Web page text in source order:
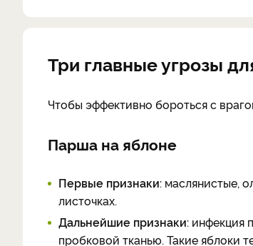
Три главные угрозы
Чтобы эффективно бороться с
Парша на яблоне
Первые признаки: маслянистые,
листочках.
Дальнейшие признаки: инфекция
пробковой тканью. Такие яблоки